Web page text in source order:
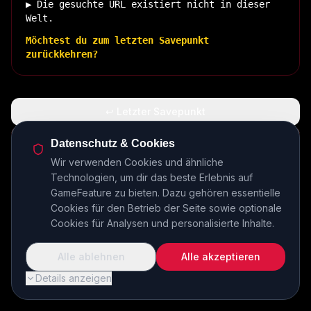
▶ Die gesuchte URL existiert nicht in dieser
Welt.
Möchtest du zum letzten Savepunkt
zurückkehren?
🏠 Zurück zur Basis
INSERT COIN TO CONTINUE...
Datenschutz & Cookies
Wir verwenden Cookies und ähnliche
Technologien, um dir das beste Erlebnis auf
GameFeature zu bieten. Dazu gehören essentielle
Cookies für den Betrieb der Seite sowie optionale
Cookies für Analysen und personalisierte Inhalte.
Details anzeigen
Alle ablehnen Alle akzeptieren